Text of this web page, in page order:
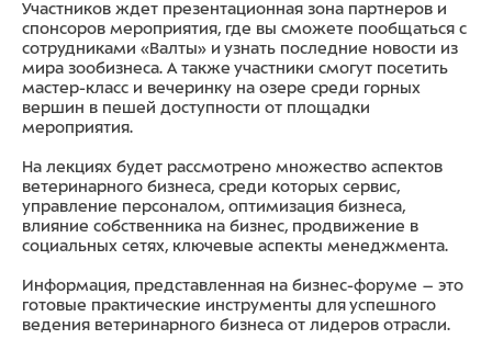
Участников ждет презентационная зона партнеров и
спонсоров мероприятия, где вы сможете пообщаться с
сотрудниками «Валты» и узнать последние новости из
мира зообизнеса. А также участники смогут посетить
мастер-класс и вечеринку на озере среди горных
вершин в пешей доступности от площадки
мероприятия.
На лекциях будет рассмотрено множество аспектов
ветеринарного бизнеса, среди которых сервис,
управление персоналом, оптимизация бизнеса,
влияние собственника на бизнес, продвижение в
социальных сетях, ключевые аспекты менеджмента.
Информация, представленная на бизнес-форуме – это
готовые практические инструменты для успешного
ведения ветеринарного бизнеса от лидеров отрасли.